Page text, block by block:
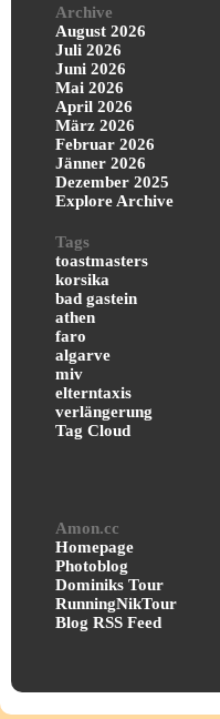
Archive
August 2026
Juli 2026
Juni 2026
Mai 2026
April 2026
März 2026
Februar 2026
Jänner 2026
Dezember 2025
Explore Archive
Tags
toastmasters
korsika
bad gastein
athen
faro
algarve
miv
elterntaxis
verlängerung
Tag Cloud
Amon.cc
Homepage
Photoblog
Dominiks Tour
RunningNikTour
Blog RSS Feed